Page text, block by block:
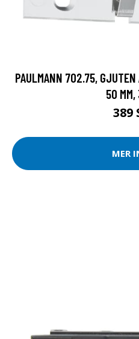
PAULMANN 702.75,
50 MM,
389
MER